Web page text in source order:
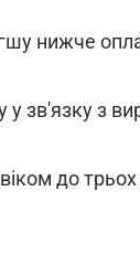
нижче
зв'язку з
до